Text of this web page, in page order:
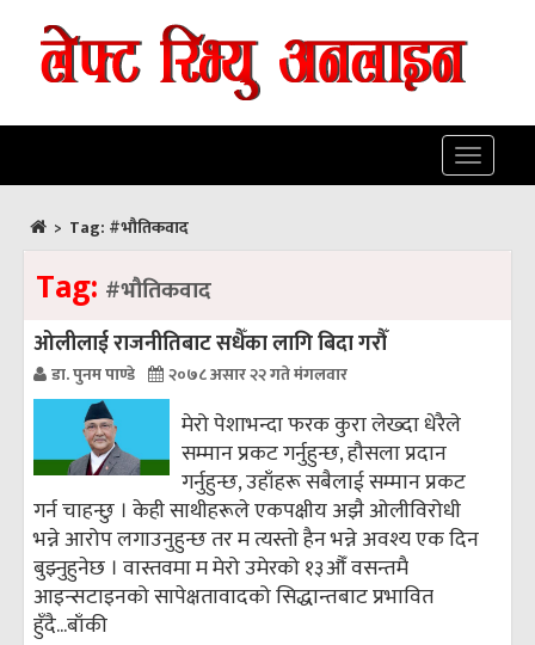
Toggle
> Tag: #भौतिकवाद
Tag: #भौतिकवाद
ओलीलाई राजनीतिबाट सधैँका लागि बिदा गरौँ
डा. पुनम पाण्डे २०७८ असार २२ गते मंगलवार
मेरो पेशाभन्दा फरक कुरा लेख्दा धेरैले
सम्मान प्रकट गर्नुहुन्छ, हौसला प्रदान
गर्नुहुन्छ, उहाँहरू सबैलाई सम्मान प्रकट
गर्न चाहन्छु । केही साथीहरूले एकपक्षीय अझै ओलीविरोधी
भन्ने आरोप लगाउनुहुन्छ तर म त्यस्तो हैन भन्ने अवश्य एक दिन
बुझ्नुहुनेछ । वास्तवमा म मेरो उमेरको १३औँ वसन्तमै
आइन्सटाइनको सापेक्षतावादको सिद्धान्तबाट प्रभावित
हुँदै...बाँकी